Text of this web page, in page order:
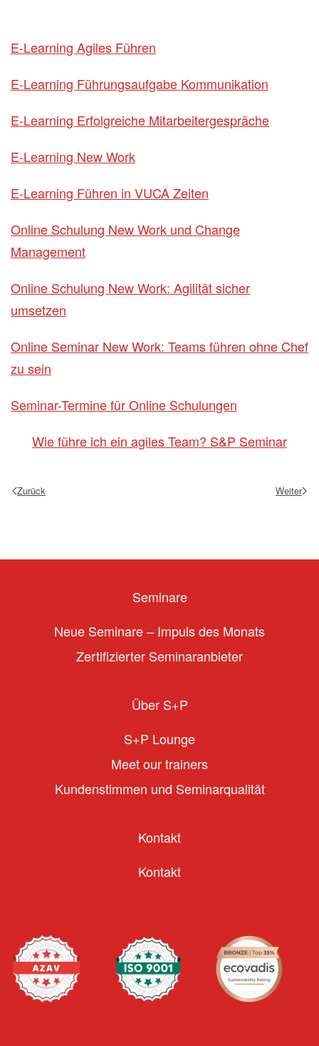
E-Learning Agiles Führen
E-Learning Führungsaufgabe Kommunikation
E-Learning Erfolgreiche Mitarbeitergespräche
E-Learning New Work
E-Learning Führen in VUCA Zeiten
Online Schulung New Work und Change
Management
Online Schulung New Work: Agilität sicher
umsetzen
Online Seminar New Work: Teams führen ohne Chef
zu sein
Seminar-Termine für Online Schulungen
Wie führe ich ein agiles Team? S&P Seminar
Zurück Weiter
Seminare
Neue Seminare – Impuls des Monats
Zertifizierter Seminaranbieter
Über S+P
S+P Lounge
Meet our trainers
Kundenstimmen und Seminarqualität
Kontakt
Kontakt